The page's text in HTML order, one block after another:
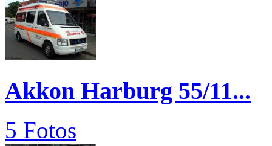
Akkon Harburg 55/11...
5 Fotos